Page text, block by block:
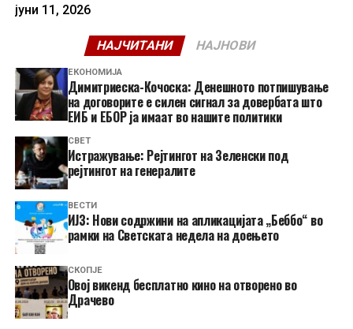
јуни 11, 2026
НАЈЧИТАНИ НАЈНОВИ
ЕКОНОМИЈА
Димитриеска-Кочоска: Денешното потпишување
на договорите е силен сигнал за довербата што
ЕИБ и ЕБОР ја имаат во нашите политики
СВЕТ
Истражување: Рејтингот на Зеленски под
рејтингот на генералите
ВЕСТИ
ИЈЗ: Нови содржини на апликацијата „Беббо“ во
рамки на Светската недела на доењето
СКОПЈЕ
​Овој викенд бесплатно кино на отворено во
Драчево